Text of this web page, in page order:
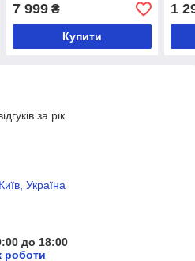
7 999₴
Купити
1
за рік
Україна
до 18:00
роботи